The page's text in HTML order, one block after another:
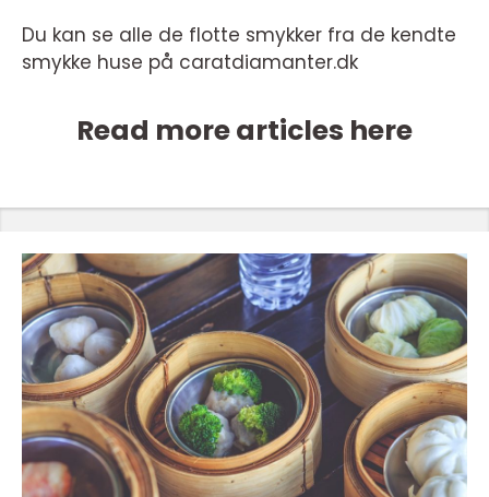
Du kan se alle de flotte smykker fra de kendte
smykke huse på caratdiamanter.dk
Read more articles here